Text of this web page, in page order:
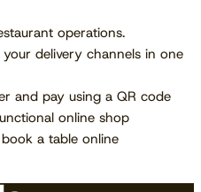
operations.
your delivery channels in one
and pay using a QR code
online shop
book a table online